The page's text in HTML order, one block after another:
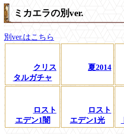
ミカエラの別ver.
別ver.はこちら
クリス
タルガチャ
夏2014
ロスト
エデン1闇
ロスト
エデン1光